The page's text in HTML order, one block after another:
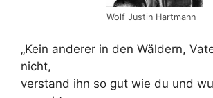
Wolf Justin Hartmann
„Kein anderer in den Wäldern,
nicht,
verstand ihn so gut wie du und